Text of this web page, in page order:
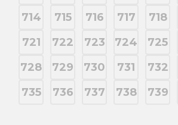
714
715 716 717 718
721
722 723 724 725
728
729 730 731 732
735
736 737 738 739